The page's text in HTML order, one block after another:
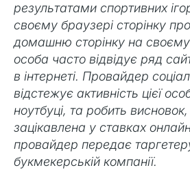
результатами спортивних
своєму браузері сторінку
домашню сторінку на своєму
особа часто відвідує ряд
в інтернеті. Провайдер
відстежує активність цієї
ноутбуці, та робить
зацікавлена у ставках
провайдер передає
букмекерській компанії.